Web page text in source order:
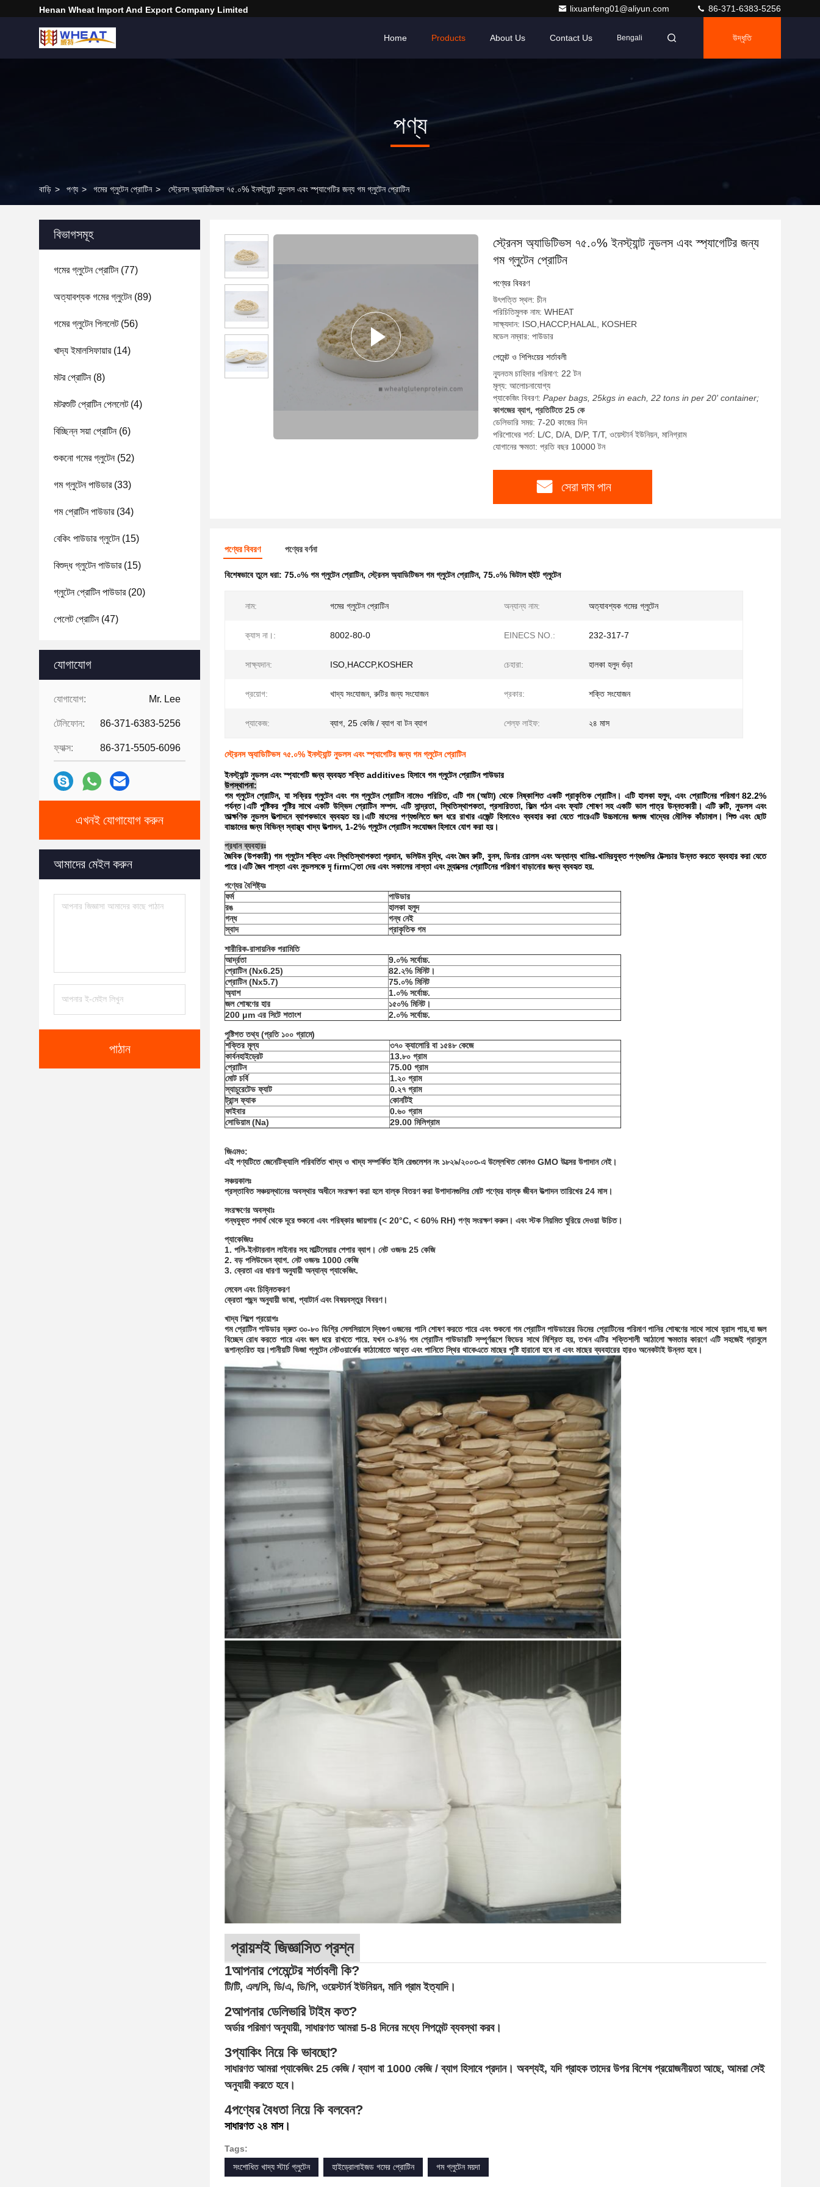
Henan Wheat Import And Export Company Limited lixuanfeng01@aliyun.com 86-371-6383-5256
Home Products About Us Contact Us Bengali উদ্ধৃতি
পণ্য
বাড়ি > পণ্য > গমের গ্লুটেন প্রোটিন > স্ট্রেনস অ্যাডিটিভস ৭৫.০% ইনস্ট্যান্ট নুডলস এবং স্প্যাগেটির জন্য গম গ্লুটেন প্রোটিন
বিভাগসমূহ
গমের গ্লুটেন প্রোটিন(77)
অত্যাবশ্যক গমের গ্লুটেন(89)
গমের গ্লুটেন পিললেট(56)
খাদ্য ইমালসিফায়ার(14)
মটর প্রোটিন(8)
মটরশুটি প্রোটিন পেললেট(4)
বিচ্ছিন্ন সয়া প্রোটিন(6)
শুকনো গমের গ্লুটেন(52)
গম গ্লুটেন পাউডার(33)
গম প্রোটিন পাউডার(34)
বেকিং পাউডার গ্লুটেন(15)
বিশুদ্ধ গ্লুটেন পাউডার(15)
গ্লুটেন প্রোটিন পাউডার(20)
পেলেট প্রোটিন(47)
যোগাযোগ
যোগাযোগ: Mr. Lee
টেলিফোন: 86-371-6383-5256
ফ্যাক্স: 86-371-5505-6096
এখনই যোগাযোগ করুন
আমাদের মেইল করুন
পাঠান
স্ট্রেনস অ্যাডিটিভস ৭৫.০% ইনস্ট্যান্ট নুডলস এবং স্প্যাগেটির জন্য
গম গ্লুটেন প্রোটিন
পণ্যের বিবরণ
উৎপত্তি স্থল: চীন
পরিচিতিমুলক নাম: WHEAT
সাক্ষ্যদান: ISO,HACCP,HALAL, KOSHER
মডেল নম্বার: পাউডার
পেমেন্ট ও শিপিংয়ের শর্তাবলী
ন্যূনতম চাহিদার পরিমাণ: 22 টন
মূল্য: আলোচনাযোগ্য
প্যাকেজিং বিবরণ: Paper bags, 25kgs in each, 22 tons in per 20' container;
কাগজের ব্যাগ, প্রতিটিতে 25 কে
ডেলিভারি সময়: 7-20 কাজের দিন
পরিশোধের শর্ত: L/C, D/A, D/P, T/T, ওয়েস্টার্ন ইউনিয়ন, মানিগ্রাম
যোগানের ক্ষমতা: প্রতি বছর 10000 টন
সেরা দাম পান
পণ্যের বিবরণ পণ্যের বর্ণনা
বিশেষভাবে তুলে ধরা: 75.০% গম গ্লুটেন প্রোটিন, স্ট্রেনস অ্যাডিটিভস গম গ্লুটেন প্রোটিন, 75.০% ভিটাল হুইট গ্লুটেন
নাম: গমের গ্লুটেন প্রোটিন অন্যান্য নাম: অত্যাবশ্যক গমের গ্লুটেন
ক্যাস না।: 8002-80-0 EINECS NO.: 232-317-7
সাক্ষ্যদান: ISO,HACCP,KOSHER চেহারা: হালকা হলুদ গুঁড়া
প্রয়োগ: খাদ্য সংযোজন, রুটির জন্য সংযোজন প্রকার: শক্তি সংযোজন
প্যাকেজ: ব্যাগ, 25 কেজি / ব্যাগ বা টন ব্যাগ শেল্ফ লাইফ: ২৪ মাস
স্ট্রেনস অ্যাডিটিভস ৭৫.০% ইনস্ট্যান্ট নুডলস এবং স্প্যাগেটির জন্য গম গ্লুটেন প্রোটিন
ইনস্ট্যান্ট নুডলস এবং স্প্যাগেটি জন্য ব্যবহৃত শক্তি additives হিসাবে গম গ্লুটেন প্রোটিন পাউডার
উপস্থাপনা:
গম গ্লুটেন প্রোটিন, যা সক্রিয় গ্লুটেন এবং গম গ্লুটেন প্রোটিন নামেও পরিচিত, এটি গম (আটা) থেকে নিষ্কাশিত একটি প্রাকৃতিক প্রোটিন। এটি হালকা হলুদ, এবং প্রোটিনের পরিমাণ 82.2%
পর্যন্ত।এটি পুষ্টিকর পুষ্টির সাথে একটি উদ্ভিদ প্রোটিন সম্পদ. এটি সান্দ্রতা, স্থিতিস্থাপকতা, প্রসারিততা, ফিল্ম গঠন এবং ফ্যাট শোষণ সহ একটি ভাল পাত্র উন্নতকারী। এটি রুটি, নুডলস এবং
তাত্ক্ষণিক নুডলস উত্পাদনে ব্যাপকভাবে ব্যবহৃত হয়।এটি মাংসের পণ্যগুলিতে জল ধরে রাখার এজেন্ট হিসাবেও ব্যবহার করা যেতে পারেএটি উচ্চমানের জলজ খাদ্যের মৌলিক কাঁচামাল। শিশু এবং ছোট
বাচ্চাদের জন্য বিভিন্ন স্বাস্থ্য খাদ্য উত্পাদন, 1-2% গ্লুটেন প্রোটিন সংযোজন হিসাবে যোগ করা হয়।
প্রধান ব্যবহারঃ
জৈবিক (উপকারী) গম গ্লুটেন শক্তি এবং স্থিতিস্থাপকতা প্রদান, ভলিউম বৃদ্ধি, এবং জৈব রুটি, বুনস, ডিনার রোলস এবং অন্যান্য খামির-খামিরযুক্ত পণ্যগুলির টেক্সচার উন্নত করতে ব্যবহার করা যেতে
পারে।এটি জৈব পাস্তা এবং নুডলসকে দৃ firm়তা দেয় এবং সকালের নাস্তা এবং স্ন্যাক্সের প্রোটিনের পরিমাণ বাড়ানোর জন্য ব্যবহৃত হয়.
পণ্যের বৈশিষ্ট্যঃ
ফর্ম
পাউডার
রঙ
হালকা হলুদ
গন্ধ
গন্ধ নেই
স্বাদ
প্রাকৃতিক গম
শারীরিক-রাসায়নিক পরামিতি
আর্দ্রতা
9.০% সর্বোচ্চ.
প্রোটিন (Nx6.25)
82.২% মিনিট।
প্রোটিন (Nx5.7)
75.০% মিনিট
অ্যাশ
1.০% সর্বোচ্চ.
জল শোষণের হার
১৫০% মিনিট।
200 μm এর সিটে শতাংশ
2.০% সর্বোচ্চ.
পুষ্টিগত তথ্য (প্রতি ১০০ গ্রামে)
শক্তির মূল্য
৩৭০ ক্যালোরি বা ১৫৪৮ কেজে
কার্বনহাইড্রেট
13.৮০ গ্রাম
প্রোটিন
75.00 গ্রাম
মোট চর্বি
1.২০ গ্রাম
স্যাচুরেটেড ফ্যাট
0.২৭ গ্রাম
ট্রান্স ফ্যাক
কোনটিই
ফাইবার
0.৬০ গ্রাম
সোডিয়াম (Na)
29.00 মিলিগ্রাম
জিএমও:
এই পণ্যটিতে জেনেটিক্যালি পরিবর্তিত খাদ্য ও খাদ্য সম্পর্কিত ইসি রেগুলেশন নং ১৮২৯/২০০৩-এ উল্লেখিত কোনও GMO উত্সের উপাদান নেই।
সঞ্চয়কালঃ
প্রস্তাবিত সঞ্চয়স্থানের অবস্থার অধীনে সংরক্ষণ করা হলে বাল্ক বিতরণ করা উপাদানগুলির মোট পণ্যের বাল্ক জীবন উত্পাদন তারিখের 24 মাস।
সংরক্ষণের অবস্থাঃ
গন্ধযুক্ত পদার্থ থেকে দূরে শুকনো এবং পরিষ্কার জায়গায় (< 20°C, < 60% RH) পণ্য সংরক্ষণ করুন। এবং স্টক নিয়মিত ঘুরিয়ে দেওয়া উচিত।
প্যাকেজিংঃ
1. পলি-ইনটারনাল লাইনার সহ মাল্টিলেয়ার পেপার ব্যাগ। নেট ওজনঃ 25 কেজি
2. বড় পলিউভেন ব্যাগ. নেট ওজনঃ 1000 কেজি
3. ক্রেতা এর ধারণা অনুযায়ী অন্যান্য প্যাকেজিং.
লেবেল এবং চিহ্নিতকরণ
ক্রেতা পছন্দ অনুযায়ী ভাষা, প্যাটার্ন এবং বিষয়বস্তুর বিবরণ।
খাদ্য শিল্পে প্রয়োগঃ
গম প্রোটিন পাউডার দ্রুত ৩০-৮০ ডিগ্রি সেলসিয়াসে দ্বিগুণ ওজনের পানি শোষণ করতে পারে এবং শুকনো গম প্রোটিন পাউডারের ডিমের প্রোটিনের পরিমাণ পানির শোষণের সাথে সাথে হ্রাস পায়,যা জল
বিচ্ছেদ রোধ করতে পারে এবং জল ধরে রাখতে পারে. যখন ৩-৪% গম প্রোটিন পাউডারটি সম্পূর্ণরূপে ফিডের সাথে মিশ্রিত হয়, তখন এটির শক্তিশালী আঠালো ক্ষমতার কারণে এটি সহজেই গ্রানুলে
রূপান্তরিত হয়।পানীয়টি ভিজা গ্লুটেন নেটওয়ার্কের কাঠামোতে আবৃত এবং পানিতে স্থির থাকেএতে মাছের পুষ্টি হারানো হবে না এবং মাছের ব্যবহারের হারও অনেকটাই উন্নত হবে।
প্রায়শই জিজ্ঞাসিত প্রশ্ন
1আপনার পেমেন্টের শর্তাবলী কি?
টি/টি, এল/সি, ডি/এ, ডি/পি, ওয়েস্টার্ন ইউনিয়ন, মানি গ্রাম ইত্যাদি।
2আপনার ডেলিভারি টাইম কত?
অর্ডার পরিমাণ অনুযায়ী, সাধারণত আমরা 5-8 দিনের মধ্যে শিপমেন্ট ব্যবস্থা করব।
3প্যাকিং নিয়ে কি ভাবছো?
সাধারণত আমরা প্যাকেজিং 25 কেজি / ব্যাগ বা 1000 কেজি / ব্যাগ হিসাবে প্রদান। অবশ্যই, যদি গ্রাহক তাদের উপর বিশেষ প্রয়োজনীয়তা আছে, আমরা সেই
অনুযায়ী করতে হবে।
4পণ্যের বৈধতা নিয়ে কি বলবেন?
সাধারণত ২৪ মাস।
Tags:
সংশোধিত খাদ্য স্টার্চ গ্লুটেন
হাইড্রোলাইজড গমের প্রোটিন গম গ্লুটেন ময়দা